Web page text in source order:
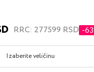
RRC: 277599 RSD -
Izaberite veličinu